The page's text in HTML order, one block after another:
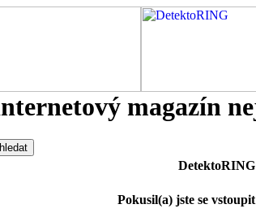
magazín
Pokusil(a) jste se